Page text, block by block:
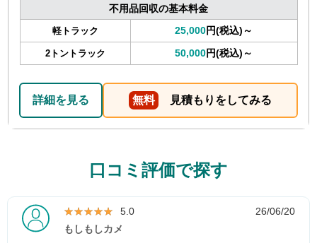
不用品回収の基本料金
軽トラック 25,000円(税込)～
2トントラック 50,000円(税込)～
詳細を見る 無料 見積もりをしてみる
口コミ評価で探す
★★★★★
★★★★★ 5.0
26/06/20
もしもしカメ